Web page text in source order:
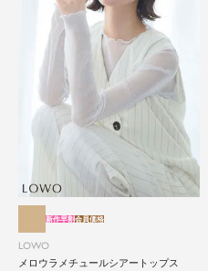
LOWO
メロウラメチュールシアートップス
新作早割会員価格